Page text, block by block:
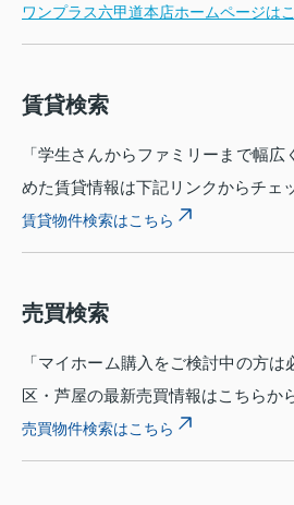
ワンプラス六甲道本店ホームページは
賃貸検索
「学生さんからファミリーまで幅
めた賃貸情報は下記リンクからチェ
賃貸物件検索はこちら
売買検索
「マイホーム購入をご検討中の方
区・芦屋の最新売買情報はこちらか
売買物件検索はこちら